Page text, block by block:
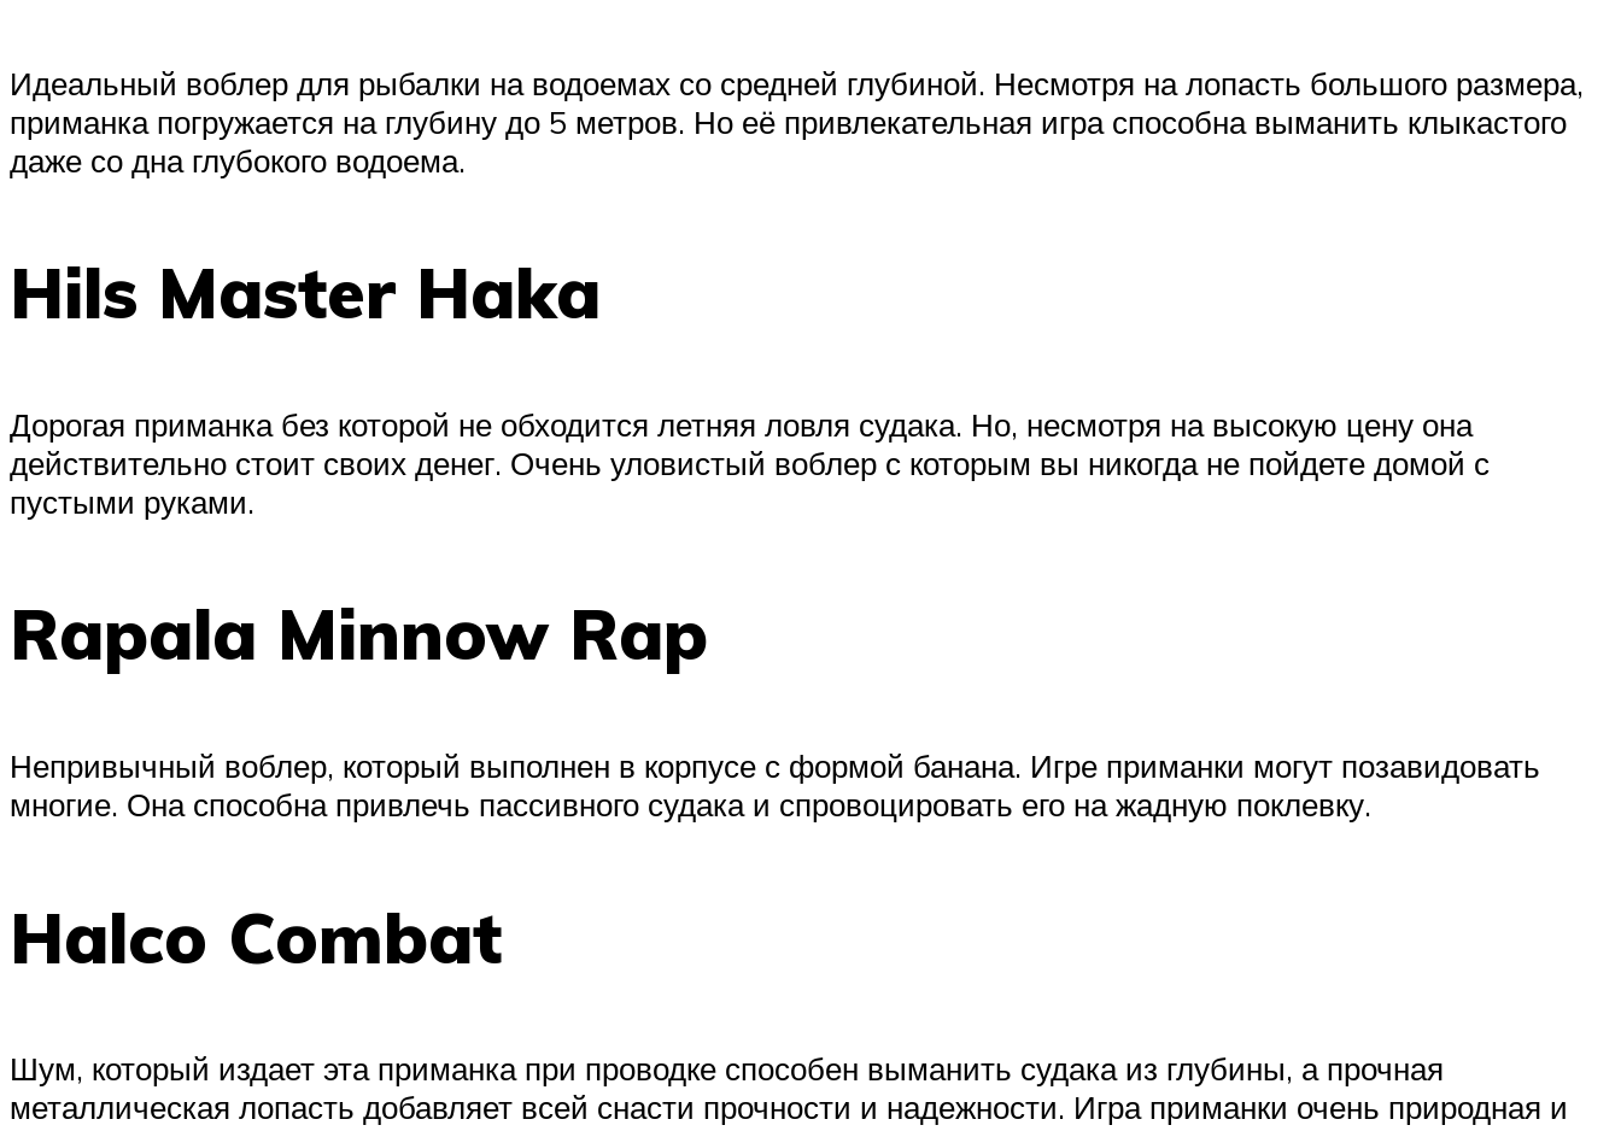
Идеальный воблер для рыбалки на водоемах со средней глубиной. Несмотря на лопасть большого размера,
приманка погружается на глубину до 5 метров. Но её привлекательная игра способна выманить клыкастого
даже со дна глубокого водоема.
Hils Master Haka
Дорогая приманка без которой не обходится летняя ловля судака. Но, несмотря на высокую цену она
действительно стоит своих денег. Очень уловистый воблер с которым вы никогда не пойдете домой с
пустыми руками.
Rapala Minnow Rap
Непривычный воблер, который выполнен в корпусе с формой банана. Игре приманки могут позавидовать
многие. Она способна привлечь пассивного судака и спровоцировать его на жадную поклевку.
Halco Combat
Шум, который издает эта приманка при проводке способен выманить судака из глубины, а прочная
металлическая лопасть добавляет всей снасти прочности и надежности. Игра приманки очень природная и